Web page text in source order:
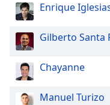
Enrique
Gilberto Santa
Chayanne
Manuel Turizo